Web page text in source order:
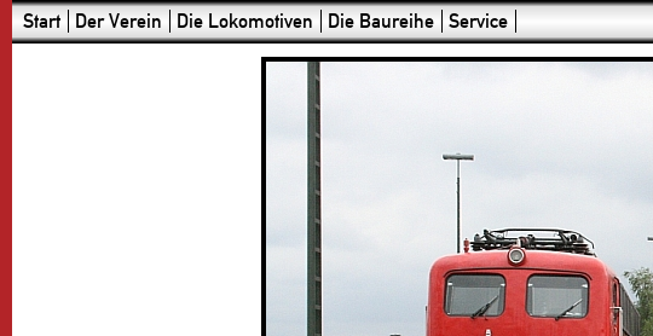
Start Der Verein Die Lokomotiven Die Baureihe Service